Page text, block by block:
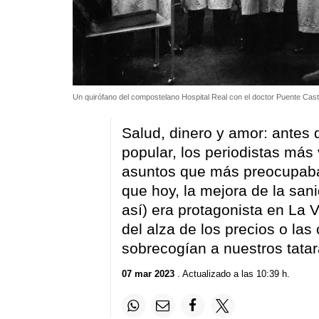
Un quirófano del compostelano Hospital Real con el doctor Puente
Salud, dinero y amor: antes
popular, los periodistas
asuntos que más
que hoy, la mejora de la
así) era protagonista en La
del alza de los precios o las
sobrecogían a nuestros
07 mar 2023. Actualizado a las 10:39 h.